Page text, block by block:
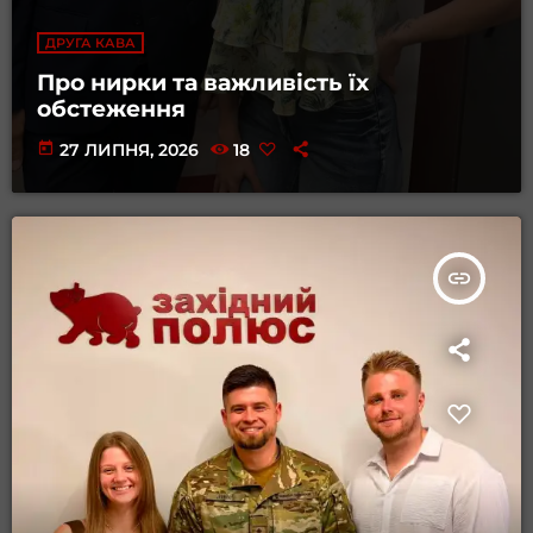
ДРУГА КАВА
Про нирки та важливість їх
обстеження
today 27 ЛИПНЯ, 2026 18
insert_link